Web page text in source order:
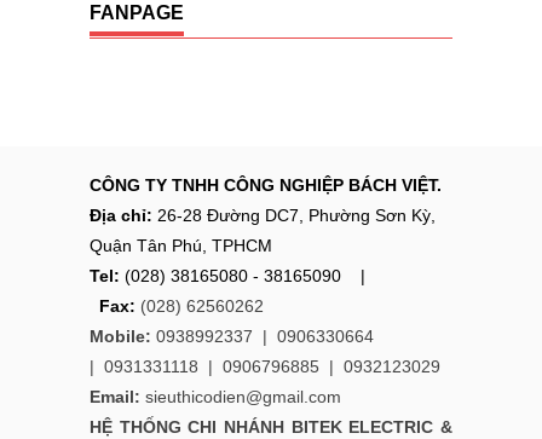
FANPAGE
CÔNG TY TNHH CÔNG NGHIỆP BÁCH VIỆT.
Địa chỉ: 26-28 Đường DC7, Phường Sơn Kỳ,
Quận Tân Phú, TPHCM
Tel: (028) 38165080 - 38165090 |
Fax: (028) 62560262
Mobile: 0938992337 | 0906330664
| 0931331118 | 0906796885 | 0932123029
Email: sieuthicodien@gmail.com
HỆ THỐNG CHI NHÁNH BITEK ELECTRIC &